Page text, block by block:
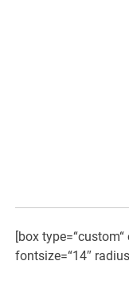
[box
fontsize=“14″